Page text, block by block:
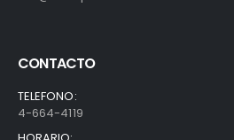
CONTACTO
TELEFONO:
4-664-4119